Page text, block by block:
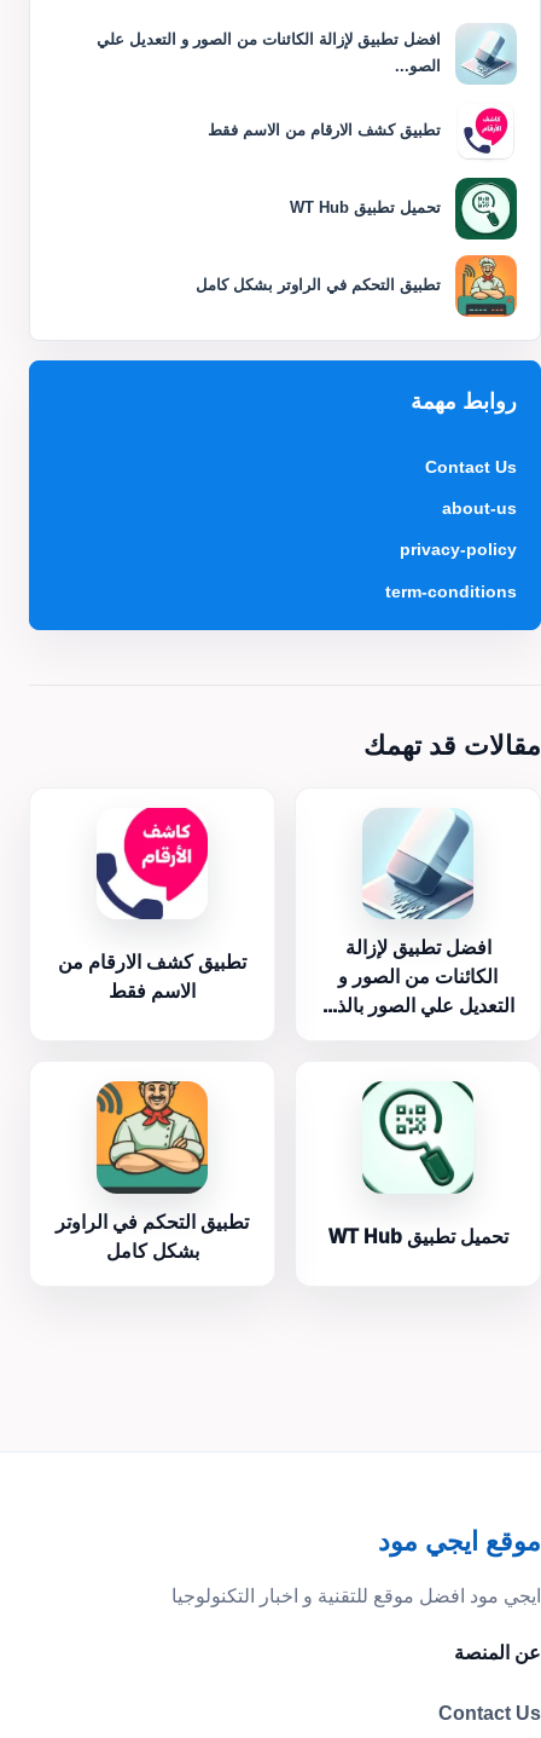
افضل تطبيق لإزالة الكائنات من الصور و التعديل علي
الصو...
تطبيق كشف الارقام من الاسم فقط
تحميل تطبيق WT Hub
تطبيق التحكم في الراوتر بشكل كامل
روابط مهمة
Contact Us
about-us
privacy-policy
term-conditions
مقالات قد تهمك
افضل تطبيق لإزالة
الكائنات من الصور و
التعديل علي الصور بالذ...
تطبيق كشف الارقام من
الاسم فقط
تحميل تطبيق WT Hub
تطبيق التحكم في الراوتر
بشكل كامل
موقع ايجي مود
ايجي مود افضل موقع للتقنية و اخبار التكنولوجيا
عن المنصة
Contact Us